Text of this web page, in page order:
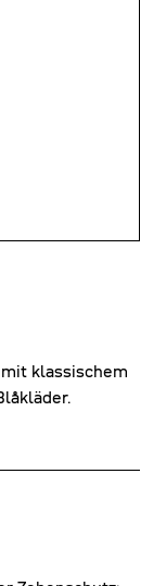
klassischem